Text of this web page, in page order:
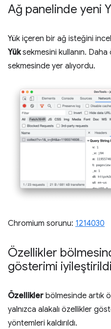
Ağ panelinde yeni
Yük içeren bir ağ isteğini
Yüksekmesini kullanın.
sekmesinde yer alıyordu.
Chromium sorunu: 1214030
Özellikler
gösterimi iyileştirildi
Özellikler bölmesinde artık
yalnızca alakalı özellikler
yöntemleri kaldırıldı.